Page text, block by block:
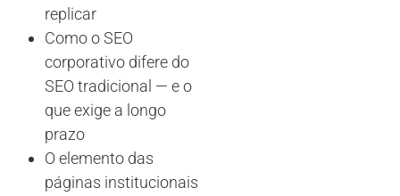
replicar
Como o SEO
corporativo difere do
SEO tradicional — e o
que exige a longo
prazo
O elemento das
páginas institucionais